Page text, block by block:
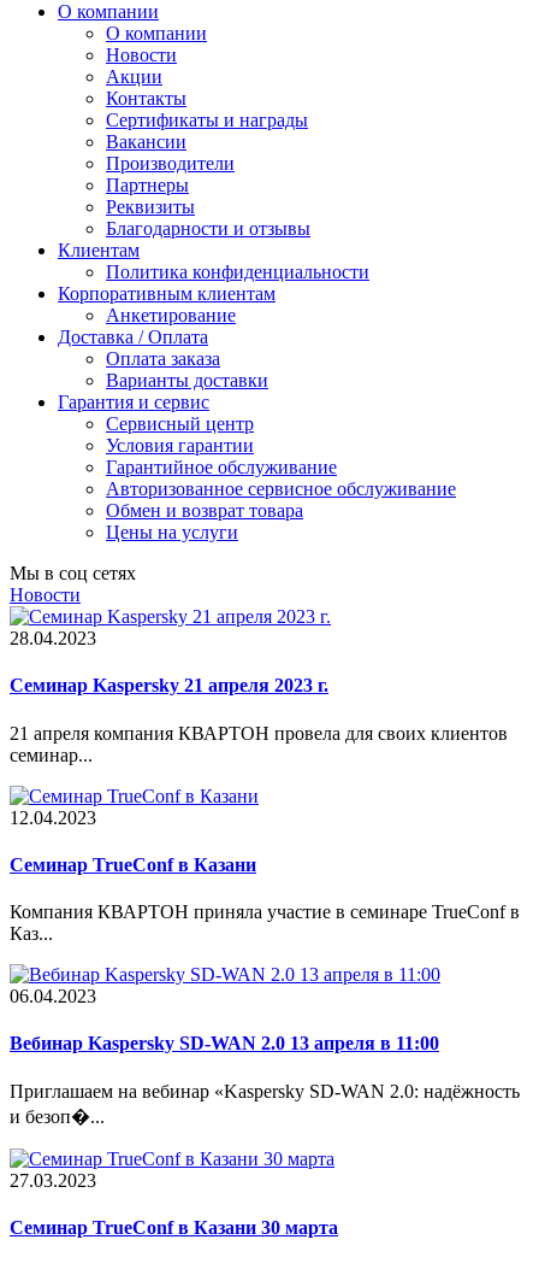
О компании
О компании
Новости
Акции
Контакты
Сертификаты и награды
Вакансии
Производители
Партнеры
Реквизиты
Благодарности и отзывы
Клиентам
Политика конфиденциальности
Корпоративным клиентам
Анкетирование
Доставка / Оплата
Оплата заказа
Варианты доставки
Гарантия и сервис
Сервисный центр
Условия гарантии
Гарантийное обслуживание
Авторизованное сервисное обслуживание
Обмен и возврат товара
Цены на услуги
Мы в соц сетях
Новости
28.04.2023
Семинар Kaspersky 21 апреля 2023 г.
21 апреля компания КВАРТОН провела для своих клиентов
семинар...
12.04.2023
Cеминар TrueConf в Казани
Компания КВАРТОН приняла участие в семинаре TrueConf в
Каз...
06.04.2023
Вебинар Kaspersky SD-WAN 2.0 13 апреля в 11:00
Приглашаем на вебинар «Kaspersky SD-WAN 2.0: надёжность
и безоп�...
27.03.2023
Семинар TrueConf в Казани 30 марта